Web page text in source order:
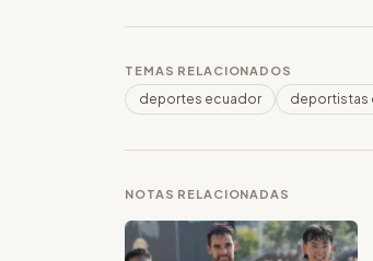
TEMAS RELACIONADOS
deportes ecuador deportistas
NOTAS RELACIONADAS